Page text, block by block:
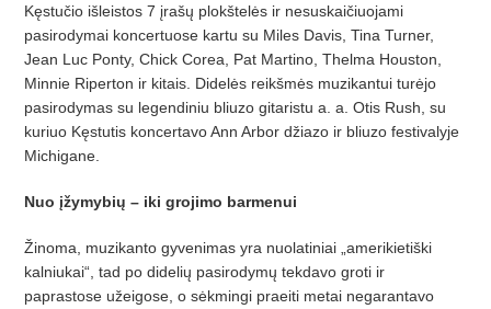
Kęstučio išleistos 7 įrašų plokštelės ir nesuskaičiuojami
pasirodymai koncertuose kartu su Miles Davis, Tina Turner,
Jean Luc Ponty, Chick Corea, Pat Martino, Thelma Houston,
Minnie Riperton ir kitais. Didelės reikšmės muzikantui turėjo
pasirodymas su legendiniu bliuzo gitaristu a. a. Otis Rush, su
kuriuo Kęstutis koncertavo Ann Arbor džiazo ir bliuzo festivalyje
Michigane.
Nuo įžymybių – iki grojimo barmenui
Žinoma, muzikanto gyvenimas yra nuolatiniai „amerikietiški
kalniukai“, tad po didelių pasirodymų tekdavo groti ir
paprastose užeigose, o sėkmingi praeiti metai negarantavo